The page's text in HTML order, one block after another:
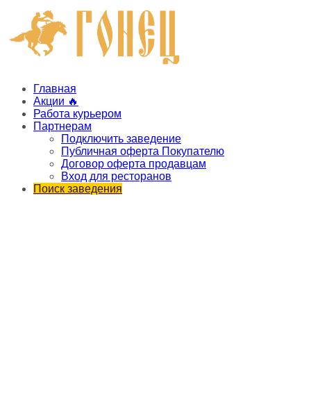
Главная
Акции 🔥
Работа курьером
Партнерам
Подключить заведение
Публичная оферта Покупателю
Договор оферта продавцам
Вход для ресторанов
Поиск заведения